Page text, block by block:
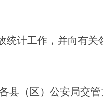
计工作，并向有关
县（区）公安局交